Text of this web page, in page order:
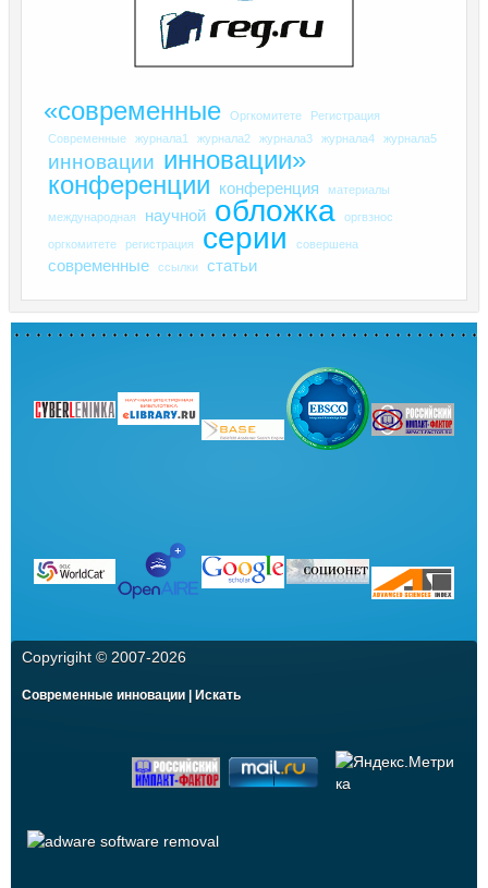
«современные Оргкомитете
Регистрация
Современные
журнала1 журнала2 журнала3 журнала4 журнала5
инновации инновации»
конференции
конференция материалы
международная научной обложка оргвзнос
оргкомитете регистрация серии совершена
современные ссылки статьи
Copyrigiht © 2007-2026
Современные инновации | Искать